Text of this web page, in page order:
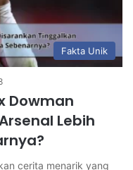
Fakta Unik
Dowman
Lebih
cerita menarik yang